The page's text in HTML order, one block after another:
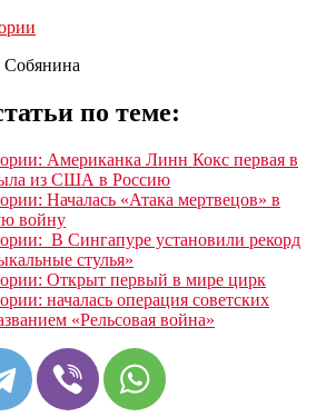
Собянина
по теме:
Американка Линн Кокс первая в
из США в Россию
Началась «Атака мертвецов» в
войну
В Сингапуре установили рекорд
стулья»
Открыт первый в мире цирк
началась операция советских
«Рельсовая война»